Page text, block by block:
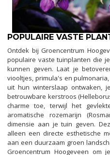
POPULAIRE VASTE
Ontdek bij Groencentrum
populaire vaste tuinplanten die
kunnen geven. Laat je
viooltjes, primula's en
uit hun winterslaap ontwaken,
betrouwbare kerstroos
charme toe, terwijl het
aromatische rozemarijn
dimensie aan je tuin geven.
alleen een directe esthetische
aan een duurzaam groen
Groencentrum Hoogeveen om